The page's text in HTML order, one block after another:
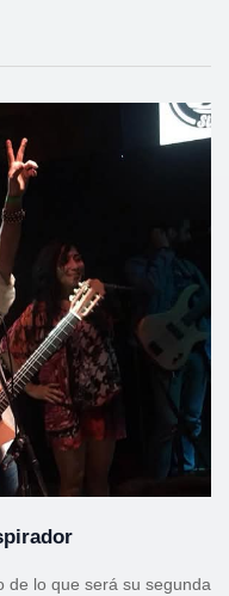
de lo que será su segunda